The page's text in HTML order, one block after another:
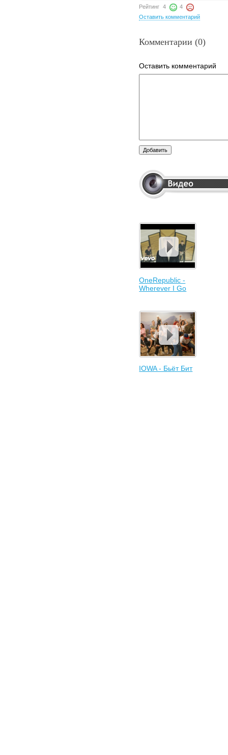
Рейтинг 4
4
Оставить комментарий
Комментарии (0)
Оставить комментарий
OneRepublic -
Wherever I Go
IOWA - Бьёт Бит